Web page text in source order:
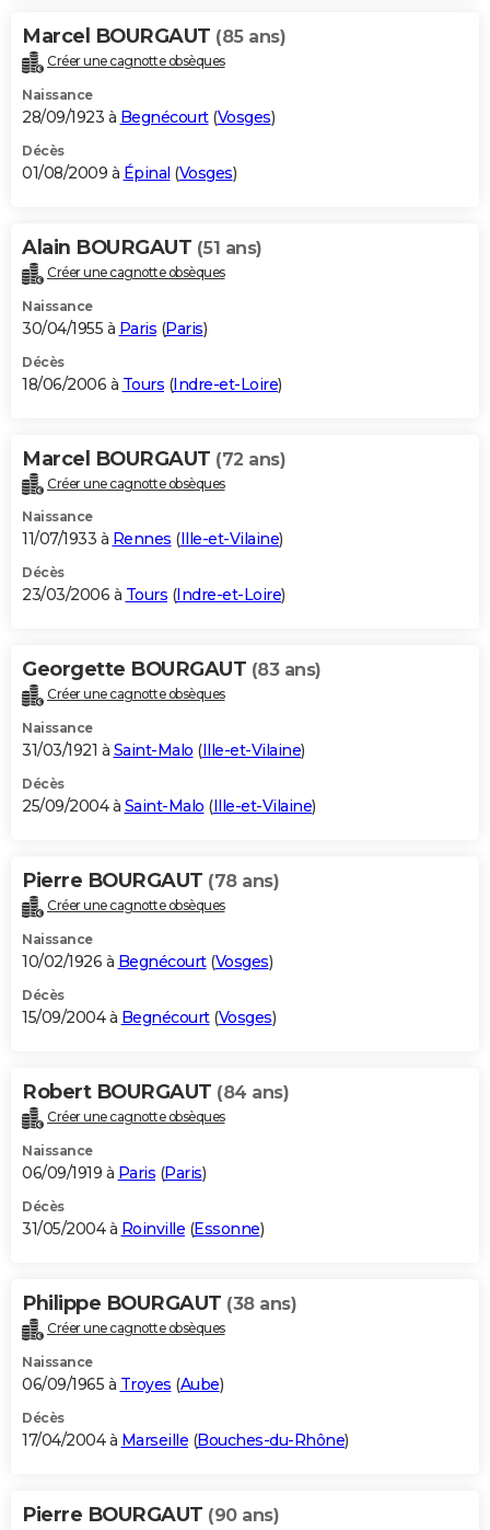
Marcel BOURGAUT (85 ans)
Créer une cagnotte obsèques
Naissance
28/09/1923 à Begnécourt(Vosges)
Décès
01/08/2009 à Épinal (Vosges)
Alain BOURGAUT (51 ans)
Créer une cagnotte obsèques
Naissance
30/04/1955 à Paris (Paris)
Décès
18/06/2006 à Tours (Indre-et-Loire)
Marcel BOURGAUT (72 ans)
Créer une cagnotte obsèques
Naissance
11/07/1933 à Rennes (Ille-et-Vilaine)
Décès
23/03/2006 à Tours (Indre-et-Loire)
Georgette BOURGAUT (83 ans)
Créer une cagnotte obsèques
Naissance
31/03/1921 à Saint-Malo (Ille-et-Vilaine)
Décès
25/09/2004 à Saint-Malo (Ille-et-Vilaine)
Pierre BOURGAUT (78 ans)
Créer une cagnotte obsèques
Naissance
10/02/1926 à Begnécourt(Vosges)
Décès
15/09/2004 à Begnécourt(Vosges)
Robert BOURGAUT (84 ans)
Créer une cagnotte obsèques
Naissance
06/09/1919 à Paris (Paris)
Décès
31/05/2004 à Roinville (Essonne)
Philippe BOURGAUT (38 ans)
Créer une cagnotte obsèques
Naissance
06/09/1965 à Troyes (Aube)
Décès
17/04/2004 à Marseille (Bouches-du-Rhône)
Pierre BOURGAUT (90 ans)